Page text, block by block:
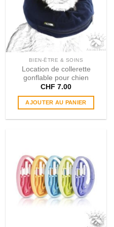
peuvent
être
choisies
sur
page
du
produit
BIEN-ÊTRE & SOINS
Location de collerette
gonflable pour chien
CHF 7.00
AJOUTER AU PANIER